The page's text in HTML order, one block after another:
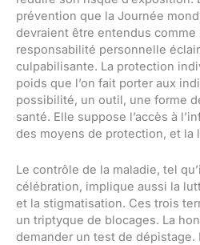
prévention que la Journée
devraient être entendus
responsabilité personnelle
culpabilisante. La protection
poids que l’on fait porter aux
possibilité, un outil, une forme
santé. Elle suppose l’accès à
des moyens de protection, et la
Le contrôle de la maladie, tel
célébration, implique aussi la
et la stigmatisation. Ces trois
un triptyque de blocages. La
demander un test de dépistage.